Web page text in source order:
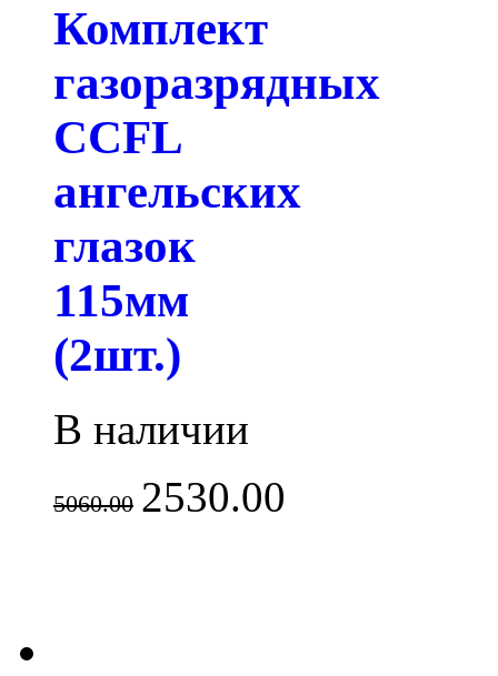
Комплект
газоразрядных
CCFL
ангельских
глазок
115мм
(2шт.)
В наличии
5060.00 2530.00